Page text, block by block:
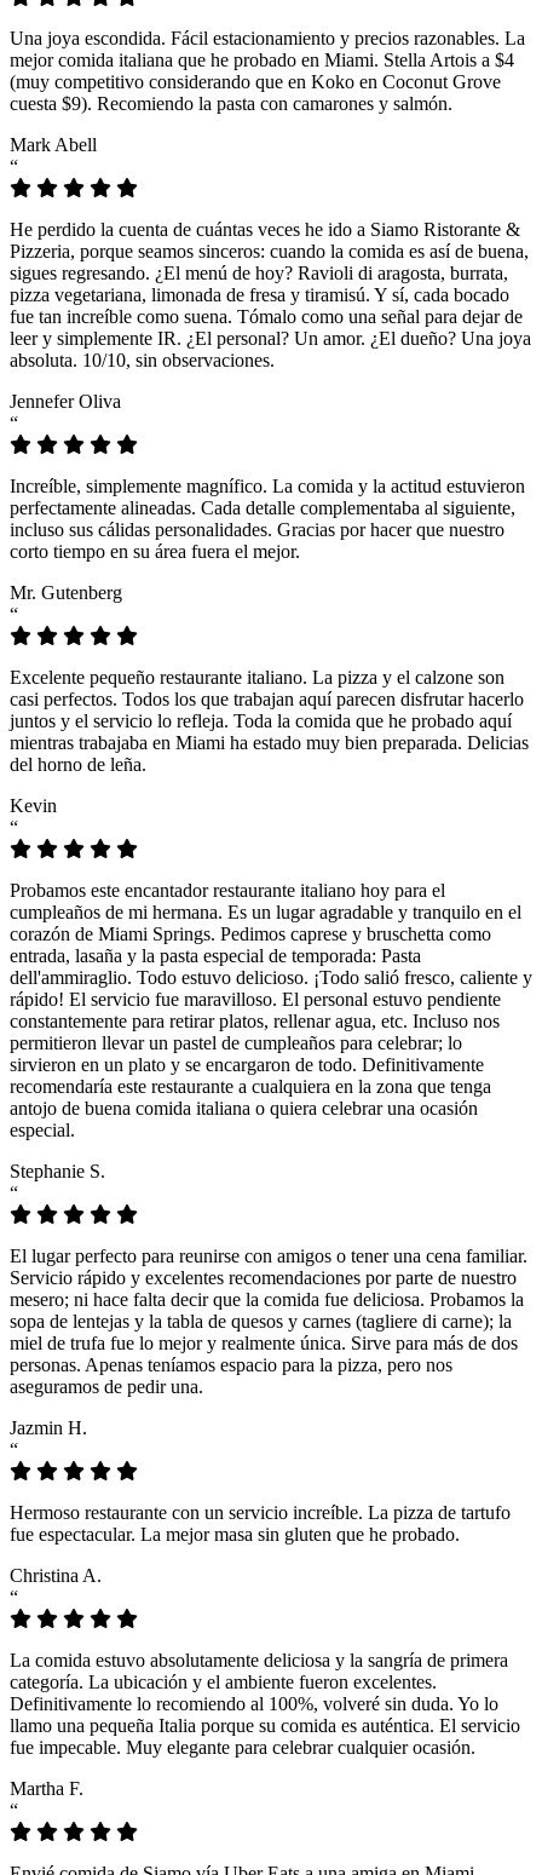
Una joya escondida. Fácil estacionamiento y precios razonables. La
mejor comida italiana que he probado en Miami. Stella Artois a $4
(muy competitivo considerando que en Koko en Coconut Grove
cuesta $9). Recomiendo la pasta con camarones y salmón.
Mark Abell
“
He perdido la cuenta de cuántas veces he ido a Siamo Ristorante &
Pizzeria, porque seamos sinceros: cuando la comida es así de buena,
sigues regresando. ¿El menú de hoy? Ravioli di aragosta, burrata,
pizza vegetariana, limonada de fresa y tiramisú. Y sí, cada bocado
fue tan increíble como suena. Tómalo como una señal para dejar de
leer y simplemente IR. ¿El personal? Un amor. ¿El dueño? Una joya
absoluta. 10/10, sin observaciones.
Jennefer Oliva
“
Increíble, simplemente magnífico. La comida y la actitud estuvieron
perfectamente alineadas. Cada detalle complementaba al siguiente,
incluso sus cálidas personalidades. Gracias por hacer que nuestro
corto tiempo en su área fuera el mejor.
Mr. Gutenberg
“
Excelente pequeño restaurante italiano. La pizza y el calzone son
casi perfectos. Todos los que trabajan aquí parecen disfrutar hacerlo
juntos y el servicio lo refleja. Toda la comida que he probado aquí
mientras trabajaba en Miami ha estado muy bien preparada. Delicias
del horno de leña.
Kevin
“
Probamos este encantador restaurante italiano hoy para el
cumpleaños de mi hermana. Es un lugar agradable y tranquilo en el
corazón de Miami Springs. Pedimos caprese y bruschetta como
entrada, lasaña y la pasta especial de temporada: Pasta
dell'ammiraglio. Todo estuvo delicioso. ¡Todo salió fresco, caliente y
rápido! El servicio fue maravilloso. El personal estuvo pendiente
constantemente para retirar platos, rellenar agua, etc. Incluso nos
permitieron llevar un pastel de cumpleaños para celebrar; lo
sirvieron en un plato y se encargaron de todo. Definitivamente
recomendaría este restaurante a cualquiera en la zona que tenga
antojo de buena comida italiana o quiera celebrar una ocasión
especial.
Stephanie S.
“
El lugar perfecto para reunirse con amigos o tener una cena familiar.
Servicio rápido y excelentes recomendaciones por parte de nuestro
mesero; ni hace falta decir que la comida fue deliciosa. Probamos la
sopa de lentejas y la tabla de quesos y carnes (tagliere di carne); la
miel de trufa fue lo mejor y realmente única. Sirve para más de dos
personas. Apenas teníamos espacio para la pizza, pero nos
aseguramos de pedir una.
Jazmin H.
“
Hermoso restaurante con un servicio increíble. La pizza de tartufo
fue espectacular. La mejor masa sin gluten que he probado.
Christina A.
“
La comida estuvo absolutamente deliciosa y la sangría de primera
categoría. La ubicación y el ambiente fueron excelentes.
Definitivamente lo recomiendo al 100%, volveré sin duda. Yo lo
llamo una pequeña Italia porque su comida es auténtica. El servicio
fue impecable. Muy elegante para celebrar cualquier ocasión.
Martha F.
“